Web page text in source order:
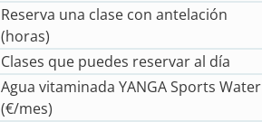
Reserva una clase con antelación
(horas)
Clases que puedes reservar al día
Agua vitaminada YANGA Sports Water
(€/mes)